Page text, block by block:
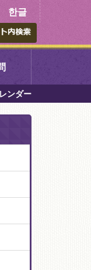
한글
草
ンダー